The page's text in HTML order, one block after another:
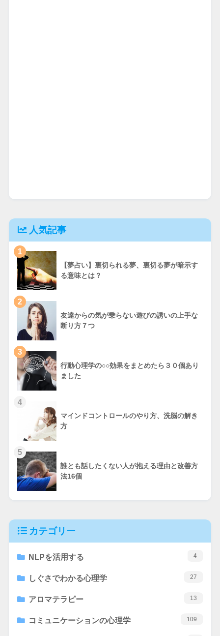
人気記事
1
【夢占い】裏切られる夢、裏切る夢が暗示す
る意味とは？
2
友達からの気が乗らない遊びの誘いの上手な
断り方７つ
3
行動心理学の○○効果をまとめたら３０個あり
ました
4
マインドコントロールのやり方、洗脳の解き
方
5
誰とも話したくない人が抱える理由と改善方
法16個
カテゴリー
NLPを活用する 4
しぐさでわかる心理学 27
アロマテラピー 13
コミュニケーションの心理学 109